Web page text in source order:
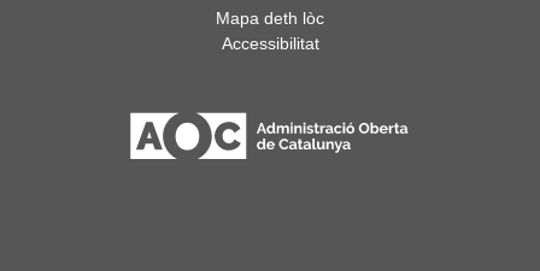
Mapa deth lòc
Accessibilitat